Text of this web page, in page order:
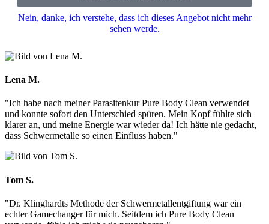
Nein, danke, ich verstehe, dass ich dieses Angebot nicht mehr
sehen werde.
Lena M.
"Ich habe nach meiner Parasitenkur Pure Body Clean verwendet
und konnte sofort den Unterschied spüren. Mein Kopf fühlte sich
klarer an, und meine Energie war wieder da! Ich hätte nie gedacht,
dass Schwermetalle so einen Einfluss haben."
Tom S.
"Dr. Klinghardts Methode der Schwermetallentgiftung war ein
echter Gamechanger für mich. Seitdem ich Pure Body Clean